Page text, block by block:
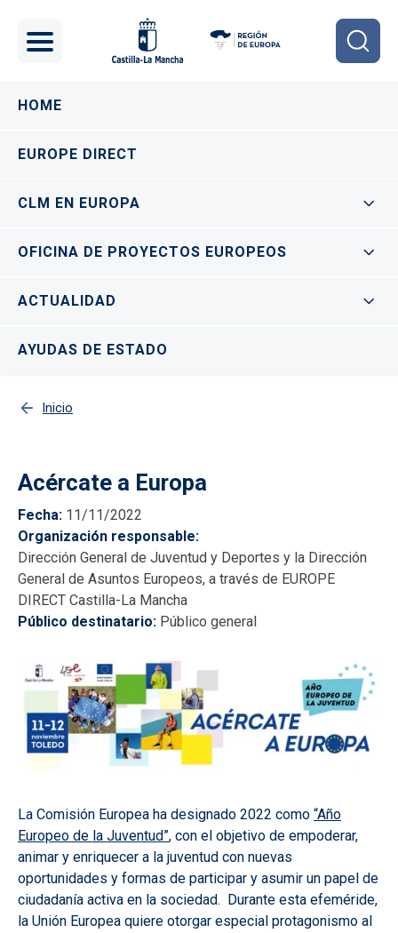
Navegación principal
HOME
EUROPE DIRECT
CLM EN EUROPA
OFICINA DE PROYECTOS EUROPEOS
ACTUALIDAD
AYUDAS DE ESTADO
Inicio
Acércate a Europa
Fecha 11/11/2022
Organización responsable
Dirección General de Juventud y Deportes y la Dirección
General de Asuntos Europeos, a través de EUROPE
DIRECT Castilla-La Mancha
Público destinatario
Público general
La Comisión Europea ha designado 2022 como “Año
Europeo de la Juventud”, con el objetivo de empoderar,
animar y enriquecer a la juventud con nuevas
oportunidades y formas de participar y asumir un papel de
ciudadanía activa en la sociedad. Durante esta efeméride,
la Unión Europea quiere otorgar especial protagonismo al